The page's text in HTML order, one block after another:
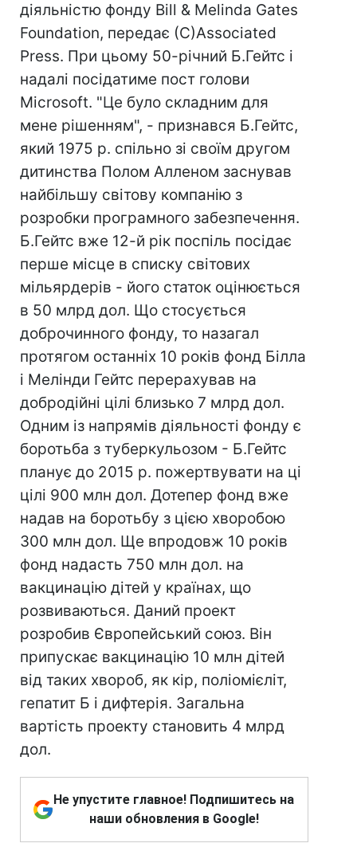
діяльністю фонду Bill & Melinda Gates
Foundation, передає (С)Associated
Press. При цьому 50-річний Б.Гейтс і
надалі посідатиме пост голови
Microsoft. "Це було складним для
мене рішенням", - признався Б.Гейтс,
який 1975 р. спільно зі своїм другом
дитинства Полом Алленом заснував
найбільшу світову компанію з
розробки програмного забезпечення.
Б.Гейтс вже 12-й рік поспіль посідає
перше місце в списку світових
мільярдерів - його статок оцінюється
в 50 млрд дол. Що стосується
доброчинного фонду, то назагал
протягом останніх 10 років фонд Білла
і Мелінди Гейтс перерахував на
добродійні цілі близько 7 млрд дол.
Одним із напрямів діяльності фонду є
боротьба з туберкульозом - Б.Гейтс
планує до 2015 р. пожертвувати на ці
цілі 900 млн дол. Дотепер фонд вже
надав на боротьбу з цією хворобою
300 млн дол. Ще впродовж 10 років
фонд надасть 750 млн дол. на
вакцинацію дітей у країнах, що
розвиваються. Даний проект
розробив Європейський союз. Він
припускає вакцинацію 10 млн дітей
від таких хвороб, як кір, поліомієліт,
гепатит Б і дифтерія. Загальна
вартість проекту становить 4 млрд
дол.
Не упустите главное! Подпишитесь на
наши обновления в Google!